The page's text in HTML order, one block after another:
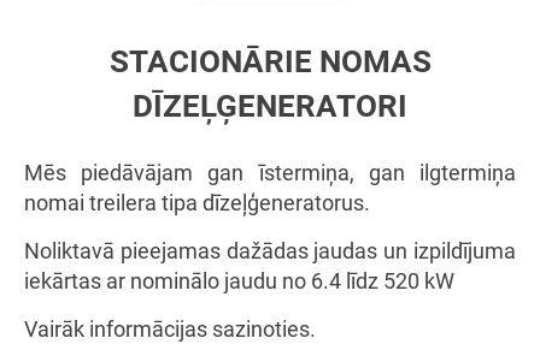
STACIONĀRIE NOMAS
DĪZEĻĢENERATORI
Mēs piedāvājam gan īstermiņa, gan ilgtermiņa
nomai treilera tipa dīzeļģeneratorus.
Noliktavā pieejamas dažādas jaudas un izpildījuma
iekārtas ar nominālo jaudu no 6.4 līdz 520 kW
Vairāk informācijas sazinoties.